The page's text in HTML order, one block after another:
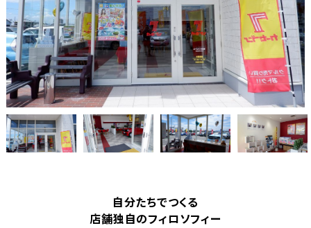
自分たちでつくる
店舗独自のフィロソフィー